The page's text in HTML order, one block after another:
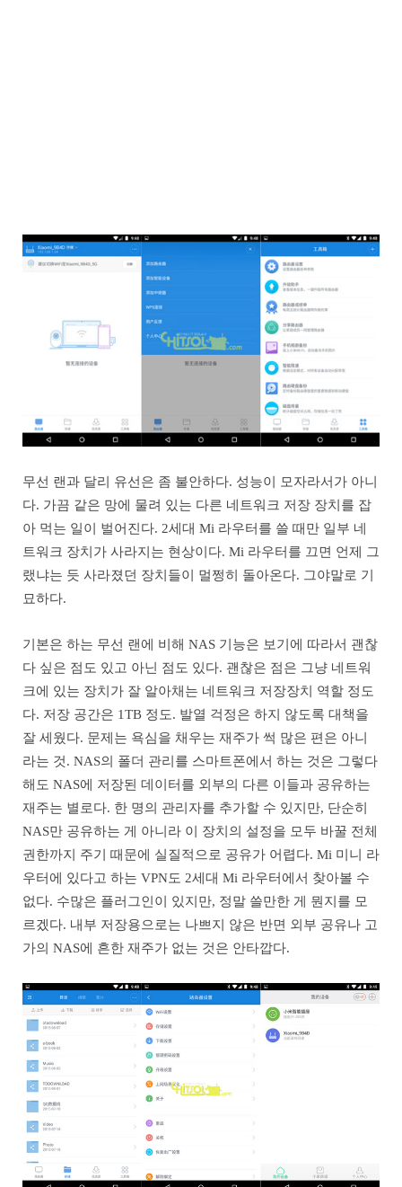
무선 랜과 달리 유선은 좀 불안하다. 성능이 모자라서가 아니
다. 가끔 같은 망에 물려 있는 다른 네트워크 저장 장치를 잡
아 먹는 일이 벌어진다. 2세대 Mi 라우터를 쓸 때만 일부 네
트워크 장치가 사라지는 현상이다. Mi 라우터를 끄면 언제 그
랬냐는 듯 사라졌던 장치들이 멀쩡히 돌아온다. 그야말로 기
묘하다.
기본은 하는 무선 랜에 비해 NAS 기능은 보기에 따라서 괜찮
다 싶은 점도 있고 아닌 점도 있다. 괜찮은 점은 그냥 네트워
크에 있는 장치가 잘 알아채는 네트워크 저장장치 역할 정도
다. 저장 공간은 1TB 정도. 발열 걱정은 하지 않도록 대책을
잘 세웠다. 문제는 욕심을 채우는 재주가 썩 많은 편은 아니
라는 것. NAS의 폴더 관리를 스마트폰에서 하는 것은 그렇다
해도 NAS에 저장된 데이터를 외부의 다른 이들과 공유하는
재주는 별로다. 한 명의 관리자를 추가할 수 있지만, 단순히
NAS만 공유하는 게 아니라 이 장치의 설정을 모두 바꿀 전체
권한까지 주기 때문에 실질적으로 공유가 어렵다. Mi 미니 라
우터에 있다고 하는 VPN도 2세대 Mi 라우터에서 찾아볼 수
없다. 수많은 플러그인이 있지만, 정말 쓸만한 게 뭔지를 모
르겠다. 내부 저장용으로는 나쁘지 않은 반면 외부 공유나 고
가의 NAS에 흔한 재주가 없는 것은 안타깝다.